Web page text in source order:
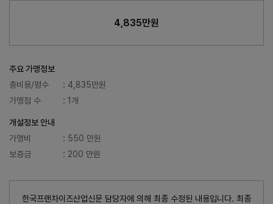
4,835만원
주요 가맹정보
총비용/평수
: 4,835만원
가맹점 수
: 1개
개설정보 안내
가맹비
: 550 만원
보증금
: 200 만원
한국프랜차이즈산업신문 담당자에 의해 최종 수정된 내용입니다. 최종